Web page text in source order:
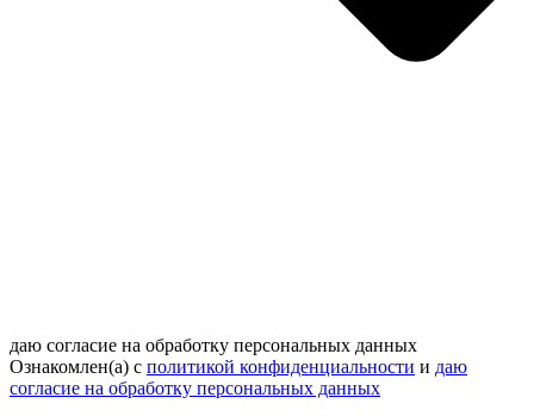
даю согласие на обработку персональных данных
Ознакомлен(а) с политикой конфиденциальности и даю
согласие на обработку персональных данных